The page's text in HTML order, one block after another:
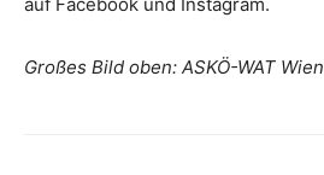
Großes Bild oben: ASKÖ-WAT Wien